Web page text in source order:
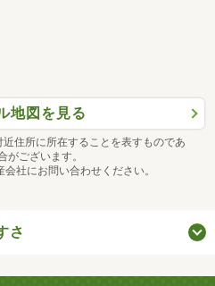
地図を見る
住所に所在することを表すものであ
がございます。
社にお問い合わせください。
さ